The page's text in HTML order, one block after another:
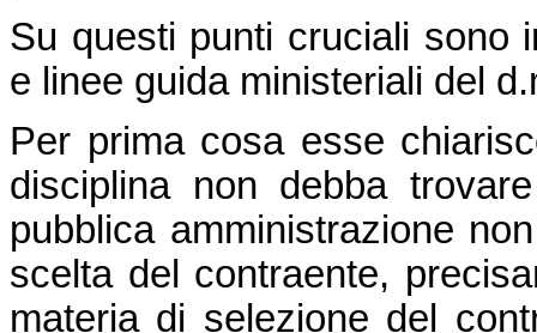
Su questi punti cruciali sono
e linee guida ministeriali del
Per prima cosa esse
disciplina non debba
pubblica amministrazione
scelta del contraente,
materia di selezione del